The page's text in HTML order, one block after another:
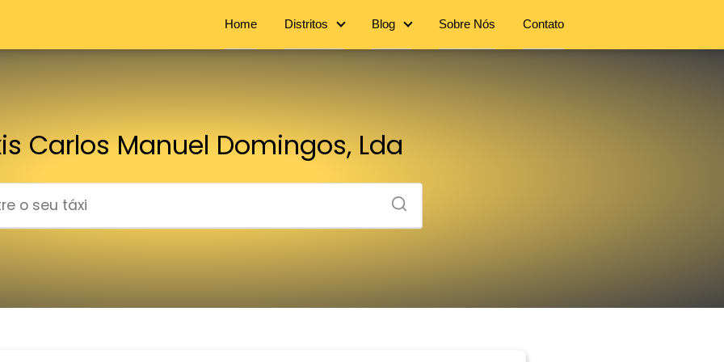
Home Distritos Blog Sobre Nós Contato
Carlos Manuel Domingos, Lda